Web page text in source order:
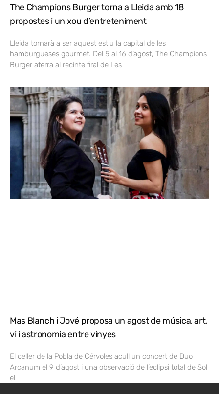
The Champions Burger torna a Lleida amb 18
propostes i un xou d’entreteniment
Lleida tornarà a ser aquest estiu la capital de les
hamburgueses gourmet. Del 5 al 16 d’agost, The Champions
Burger aterra al recinte firal de Les
Mas Blanch i Jové proposa un agost de música, art,
vi i astronomia entre vinyes
El celler de la Pobla de Cérvoles acull un concert de Duo
Arcanum el 9 d’agost i una observació de l’eclipsi total de Sol
el